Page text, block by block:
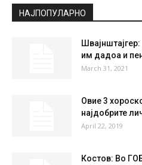
НАЈПОПУЛАРНО
им дадоа и
March 31, 2021
Овие 3
најдобрите
April 22, 2019
Костов: Во